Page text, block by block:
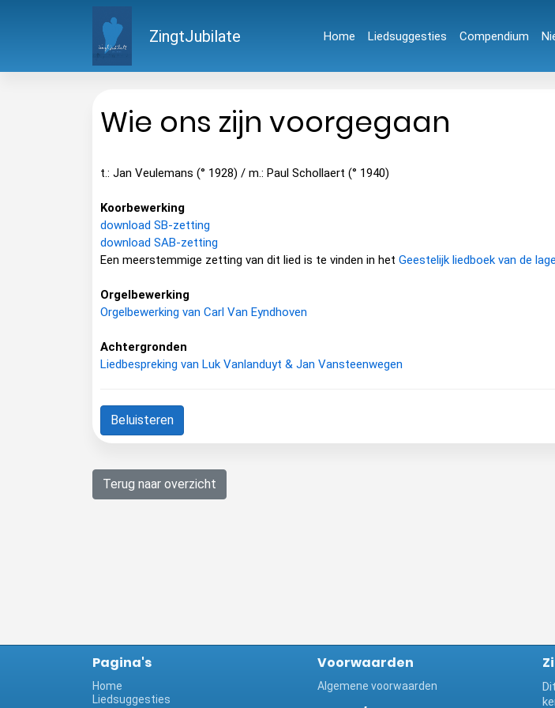
ZingtJubilate Home Liedsuggesties Compendium
Wie ons zijn voorgegaan
t.: Jan Veulemans (° 1928) / m.: Paul Schollaert (° 1940)
Koorbewerking
download SB-zetting
download SAB-zetting
Een meerstemmige zetting van dit lied is te vinden in het Geestelijk liedboek van de
Orgelbewerking
Orgelbewerking van Carl Van Eyndhoven
Achtergronden
Liedbespreking van Luk Vanlanduyt & Jan Vansteenwegen
Beluisteren
Terug naar overzicht
Pagina's
Home
Liedsuggesties
Voorwaarden
Algemene voorwaarden